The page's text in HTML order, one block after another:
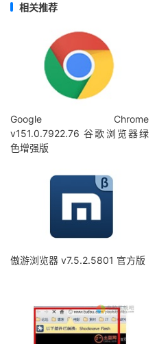
相关推荐
Google Chrome
v151.0.7922.76 谷歌浏览器绿
色增强版
傲游浏览器 v7.5.2.5801 官方版